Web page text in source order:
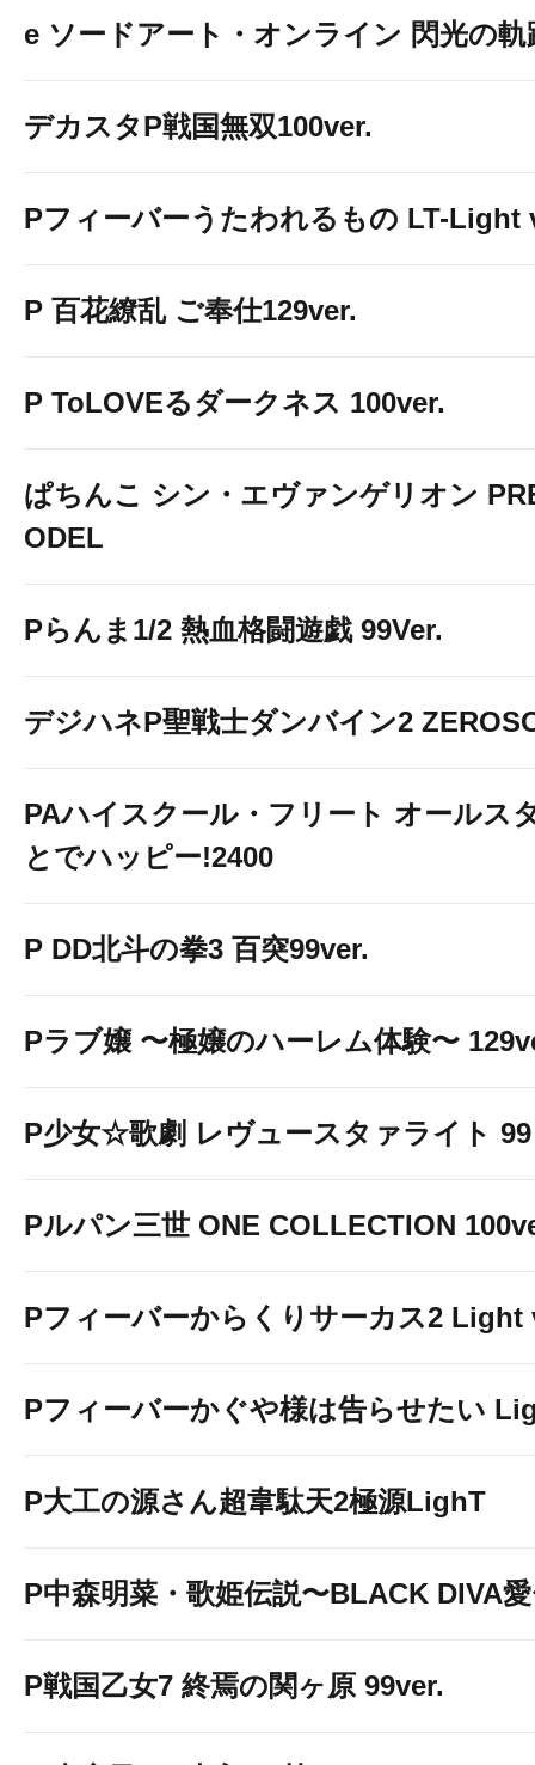
e ソードアート・オンライン 閃光の軌
デカスタP戦国無双100ver.
Pフィーバーうたわれるもの LT-Light
P 百花繚乱 ご奉仕129ver.
P ToLOVEるダークネス 100ver.
ぱちんこ シン・エヴァンゲリオン
ODEL
Pらんま1/2 熱血格闘遊戯 99Ver.
デジハネP聖戦士ダンバイン2
PAハイスクール・フリート オールス
とでハッピー!2400
P DD北斗の拳3 百突99ver.
Pラブ嬢 〜極嬢のハーレム体験〜
P少女☆歌劇 レヴュースタァライト 99
Pルパン三世 ONE COLLECTION
Pフィーバーからくりサーカス2 Light
Pフィーバーかぐや様は告らせたい
P大工の源さん超韋駄天2極源LighT
P中森明菜・歌姫伝説〜BLACK DIVA
P戦国乙女7 終焉の関ヶ原 99ver.